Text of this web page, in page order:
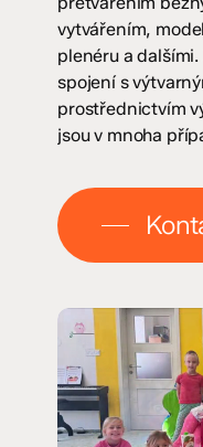
vytvářením,
plenéru a
spojení s
prostřednictvím
jsou v mnoha